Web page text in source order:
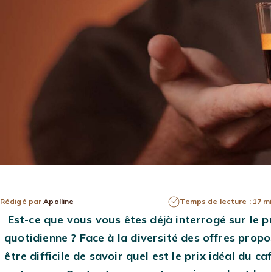
Rédigé parApolline Temps de lecture : 17
Est-ce que vous vous êtes déjà interrogé sur le
quotidienne ? Face à la diversité des offres
être difficile de savoir quel est le prix idéal du